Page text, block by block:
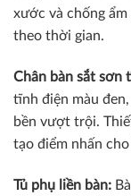
xước và chống
theo thời gian.
Chân bàn sắt sơn
tĩnh điện màu
bền vượt trội.
tạo điểm nhấn
Tủ phụ liền bàn: